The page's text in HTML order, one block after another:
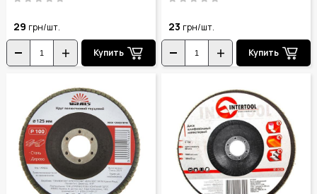
29 грн/шт.
Купить
23 грн/шт.
Купить